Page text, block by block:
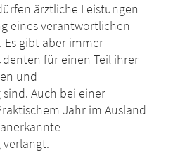
ärztliche Leistungen
eines verantwortlichen
Es gibt aber immer
für einen Teil ihrer
und
Auch bei einer
Jahr im Ausland